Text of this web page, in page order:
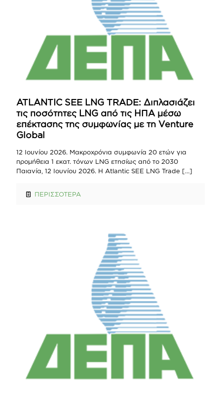
ATLANTIC SEE LNG TRADE: Διπλασιάζει
τις ποσότητες LNG από τις ΗΠΑ μέσω
επέκτασης της συμφωνίας με τη Venture
Global
12 Ιουνίου 2026. Μακροχρόνια συμφωνία 20 ετών για
προμήθεια 1 εκατ. τόνων LNG ετησίως από το 2030
Παιανία, 12 Ιουνίου 2026. Η Atlantic SEE LNG Trade […]
ΠΕΡΙΣΣΟΤΕΡΑ